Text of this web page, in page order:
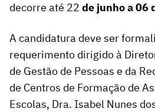
decorre até 22 de junho a 06
A candidatura deve ser
requerimento dirigido à
de Gestão de Pessoas e da
de Centros de Formação de
Escolas, Dra. Isabel Nunes